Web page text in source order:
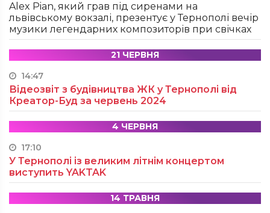
Alex Pian, який грав під сиренами на
львівському вокзалі, презентує у Тернополі вечір
музики легендарних композиторів при свічках
21 ЧЕРВНЯ
14:47
Відеозвіт з будівництва ЖК у Тернополі від
Креатор-Буд за червень 2024
4 ЧЕРВНЯ
17:10
У Тернополі із великим літнім концертом
виступить YAKTAK
14 ТРАВНЯ